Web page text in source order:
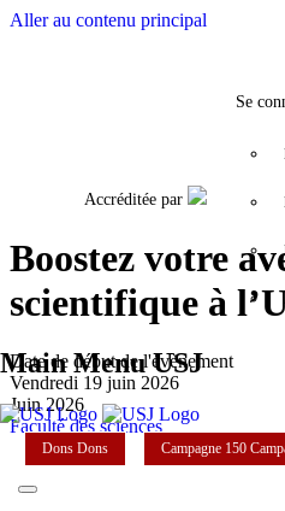
Aller au contenu principal
FacebookTwitter
Accréditée par
Se
Main Menu USJ
Dons Dons Campagne 150
Boostez votre
scientifique à
Date de début de l'évènement
Vendredi 19 juin 2026
Juin 2026
Faculté des sciences